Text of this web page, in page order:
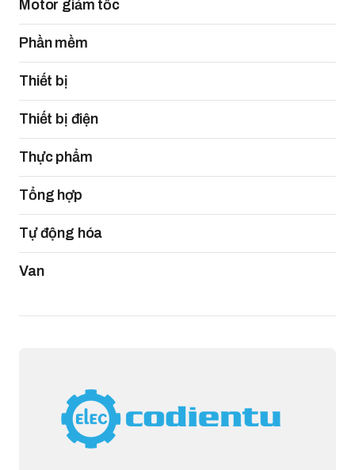
Motor giảm tốc
Phần mềm
Thiết bị
Thiết bị điện
Thực phẩm
Tổng hợp
Tự động hóa
Van